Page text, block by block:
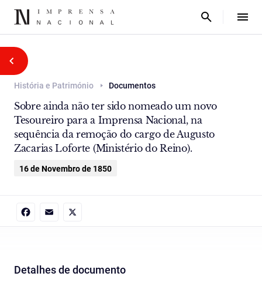
História e Património Documentos
Sobre ainda não ter sido nomeado um novo
Tesoureiro para a Imprensa Nacional, na
sequência da remoção do cargo de Augusto
Zacarias Loforte (Ministério do Reino).
16 de Novembro de 1850
Detalhes de documento